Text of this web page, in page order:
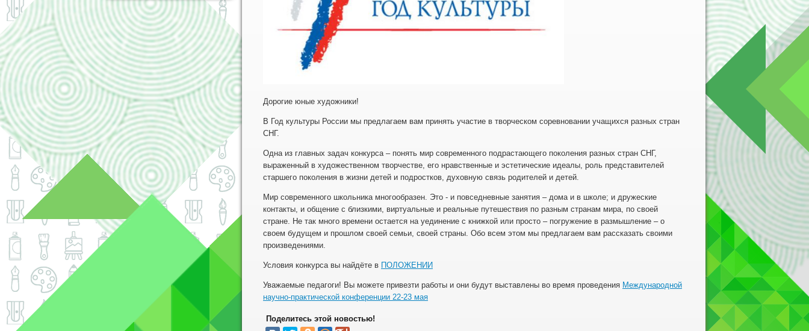
Дорогие юные художники!
В Год культуры России мы предлагаем вам принять участие в творческом соревновании учащихся разных стран
СНГ.
Одна из главных задач конкурса – понять мир современного подрастающего поколения разных стран СНГ,
выраженный в художественном творчестве, его нравственные и эстетические идеалы, роль представителей
старшего поколения в жизни детей и подростков, духовную связь родителей и детей.
Мир современного школьника многообразен. Это - и повседневные занятия – дома и в школе; и дружеские
контакты, и общение с близкими, виртуальные и реальные путешествия по разным странам мира, по своей
стране. Не так много времени остается на уединение с книжкой или просто – погружение в размышление – о
своем будущем и прошлом своей семьи, своей страны. Обо всем этом мы предлагаем вам рассказать своими
произведениями.
Условия конкурса вы найдёте в ПОЛОЖЕНИИ
Уважаемые педагоги! Вы можете привезти работы и они будут выставлены во время проведения Международной
научно-практической конференции 22-23 мая
Поделитесь этой новостью!